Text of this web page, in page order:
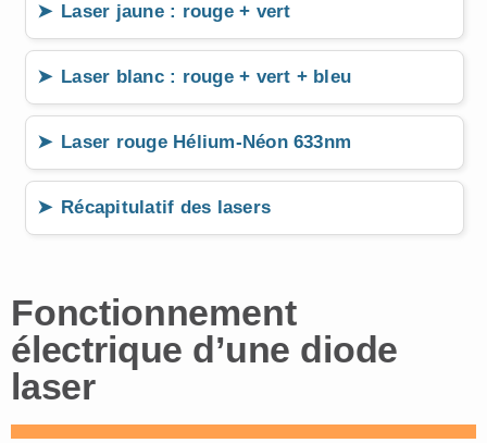
Laser jaune : rouge + vert
Laser blanc : rouge + vert + bleu
Laser rouge Hélium-Néon 633nm
Récapitulatif des lasers
Fonctionnement
électrique d’une diode
laser